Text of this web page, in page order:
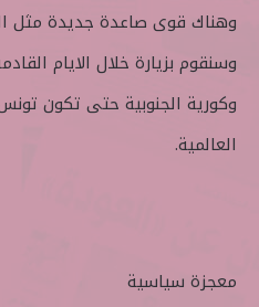
وهناك قوى صاعدة جديدة مثل
وسنقوم بزيارة خلال الايام
وكورية الجنوبية حتى تكون
العالمية.
معجزة سياسية